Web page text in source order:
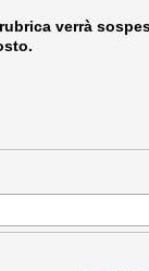
verrà